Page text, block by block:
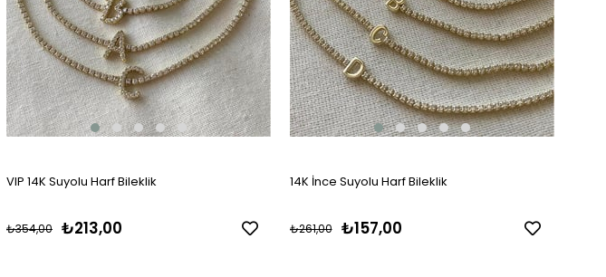
VIP 14K Suyolu Harf Bileklik
₺213,00
₺354,00
14K İnce Suyolu Harf Bileklik
₺157,00
₺261,00